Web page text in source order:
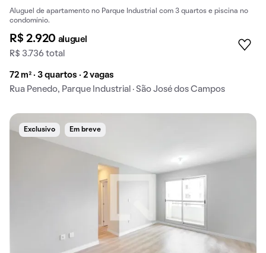
Aluguel de apartamento no Parque Industrial com 3 quartos e piscina no
condomínio.
R$ 2.920 aluguel
R$ 3.736 total
72 m² · 3 quartos · 2 vagas
Rua Penedo, Parque Industrial · São José dos Campos
Exclusivo Em breve